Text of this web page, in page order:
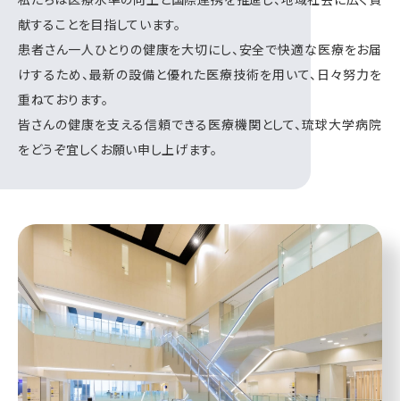
献することを目指しています。
患者さん一人ひとりの健康を大切にし、安全で快適な医療をお届
けするため、最新の設備と優れた医療技術を用いて、日々努力を
重ねております。
皆さんの健康を支える信頼できる医療機関として、琉球大学病院
をどうぞ宜しくお願い申し上げます。